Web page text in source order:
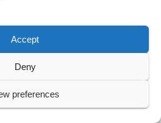
Accept
Deny
preferences